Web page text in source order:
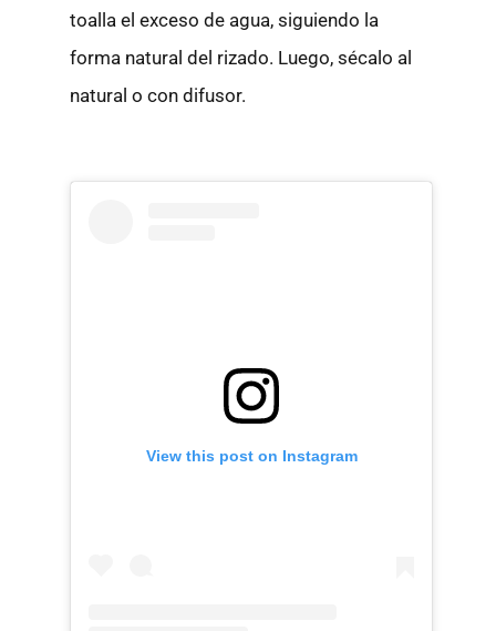
toalla el exceso de agua, siguiendo la
forma natural del rizado. Luego, sécalo al
natural o con difusor.
View this post on Instagram